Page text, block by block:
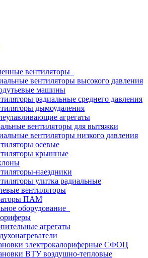
вентиляторы
вентиляторы высокого давления
машины
радиальные среднего давления
дымоудаления
агрегаты
вентиляторы для вытяжки
вентиляторы низкого давления
осевые
крышные
наездники
улитка радиальные
вентиляторы
ПАМ
оборудование
агрегаты
электрокалориферные СФОЦ
ВТУ воздушно-тепловые